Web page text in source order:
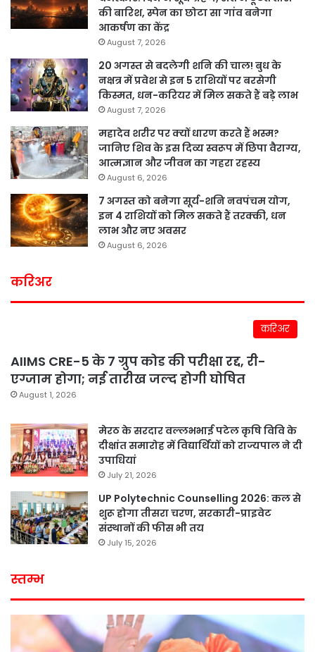
की बारिश, स्पेन का छोटा सा गांव बनेगा
आकर्षण का केंद्र
August 7, 2026
20 अगस्त से बदलेगी शनि की चाल! बुध के
नक्षत्र में प्रवेश से इन 5 राशियों पर बरसेगी
किस्मत, धन-करियर में मिल सकते हैं बड़े लाभ
August 7, 2026
महादेव शरीर पर क्यों धारण करते हैं भस्म?
जानिए शिव के इस दिव्य स्वरूप में छिपा वैराग्य,
आत्मज्ञान और जीवन का गहरा रहस्य
August 6, 2026
7 अगस्त को बनेगा सूर्य-शनि नवपंचम योग,
इन 4 राशियों को मिल सकते हैं तरक्की, धन
लाभ और नए अवसर
August 6, 2026
करिअर
करिअर
AIIMS CRE-5 के 7 ग्रुप कोड की परीक्षा रद्द, री-
एग्जाम होगा; नई तारीख जल्द होगी घोषित
August 1, 2026
मेरठ के सरदार वल्लभभाई पटेल कृषि विवि के
दीक्षांत समारोह में विद्यार्थियों को राज्यपाल ने दी
उपाधियां
July 21, 2026
UP Polytechnic Counselling 2026: कल से
शुरू होगा तीसरा चरण, सरकारी-प्राइवेट
संस्थानों की फीस भी तय
July 15, 2026
स्तम्भ